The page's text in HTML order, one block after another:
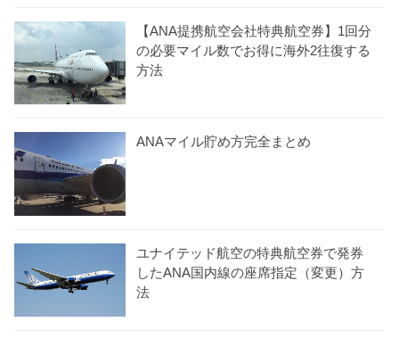
【ANA提携航空会社特典航空券】1回分
の必要マイル数でお得に海外2往復する
方法
ANAマイル貯め方完全まとめ
ユナイテッド航空の特典航空券で発券
したANA国内線の座席指定（変更）方
法